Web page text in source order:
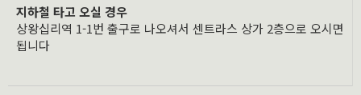
지하철 타고 오실 경우
상왕십리역 1-1번 출구로 나오셔서 센트라스 상가 2층으로 오시면
됩니다